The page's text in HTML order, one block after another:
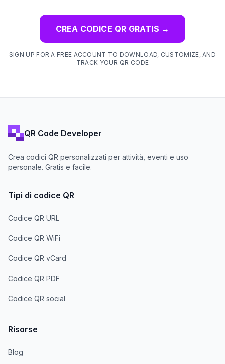
CREA CODICE QR GRATIS →
SIGN UP FOR A FREE ACCOUNT TO DOWNLOAD, CUSTOMIZE, AND
TRACK YOUR QR CODE
QR Code Developer
Crea codici QR personalizzati per attività, eventi e uso
personale. Gratis e facile.
Tipi di codice QR
Codice QR URL
Codice QR WiFi
Codice QR vCard
Codice QR PDF
Codice QR social
Risorse
Blog